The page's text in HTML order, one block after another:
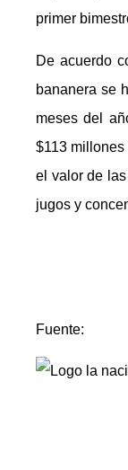
primer
De acuerdo
bananera se
meses del
$113
el valor de
jugos y
Fuente: